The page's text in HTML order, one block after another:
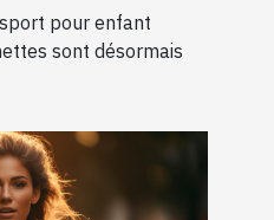
pour enfant
sont désormais